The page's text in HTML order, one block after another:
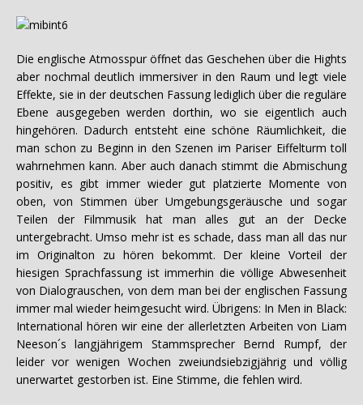
Die englische Atmosspur öffnet das Geschehen über die Hights
aber nochmal deutlich immersiver in den Raum und legt viele
Effekte, sie in der deutschen Fassung lediglich über die reguläre
Ebene ausgegeben werden dorthin, wo sie eigentlich auch
hingehören. Dadurch entsteht eine schöne Räumlichkeit, die
man schon zu Beginn in den Szenen im Pariser Eiffelturm toll
wahrnehmen kann. Aber auch danach stimmt die Abmischung
positiv, es gibt immer wieder gut platzierte Momente von
oben, von Stimmen über Umgebungsgeräusche und sogar
Teilen der Filmmusik hat man alles gut an der Decke
untergebracht. Umso mehr ist es schade, dass man all das nur
im Originalton zu hören bekommt. Der kleine Vorteil der
hiesigen Sprachfassung ist immerhin die völlige Abwesenheit
von Dialograuschen, von dem man bei der englischen Fassung
immer mal wieder heimgesucht wird. Übrigens: In Men in Black:
International hören wir eine der allerletzten Arbeiten von Liam
Neeson´s langjährigem Stammsprecher Bernd Rumpf, der
leider vor wenigen Wochen zweiundsiebzigjährig und völlig
unerwartet gestorben ist. Eine Stimme, die fehlen wird.